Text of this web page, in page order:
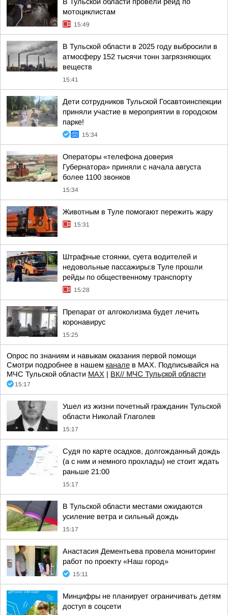
мотоциклистам
15:49
В Тульской области в 2025 году выбросили в
атмосферу 152 тысячи тонн загрязняющих
веществ
15:41
Дети сотрудников Тульской Госавтоинспекции
приняли участие в мероприятии в городском
парке!
15:34
Операторы «телефона доверия
Губернатора» приняли с начала августа
более 1100 звонков
15:34
Животным в Туле помогают пережить жару
15:31
Штрафные стоянки, суета водителей и
недовольные пассажиры:в Туле прошли
рейды по общественному транспорту
15:28
Препарат от алгоколизма будет лечить
коронавирус
15:25
Опрос по знаниям и навыкам оказания первой помощи
Смотри подробнее в нашем канале в МАХ. Подписывайся на
МЧС Тульской области MAX | ВК// МЧС Тульской области
15:17
Ушел из жизни почетный гражданин Тульской
области Николай Глаголев
15:17
Судя по карте осадков, долгожданный дождь
(а с ним и немного прохлады) не стоит ждать
раньше 21:00
15:17
В Тульской области местами ожидаются
усиление ветра и сильный дождь
15:17
Анастасия Дементьева провела мониторинг
работ по проекту «Наш город»
15:11
Минцифры не планирует ограничивать детям
доступ в соцсети